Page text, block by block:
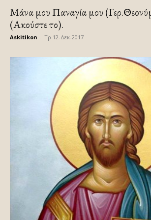
Μάνα μου Παναγία μου
(Ακούστε το).
Askitikon Τρ 12-Δεκ-2017